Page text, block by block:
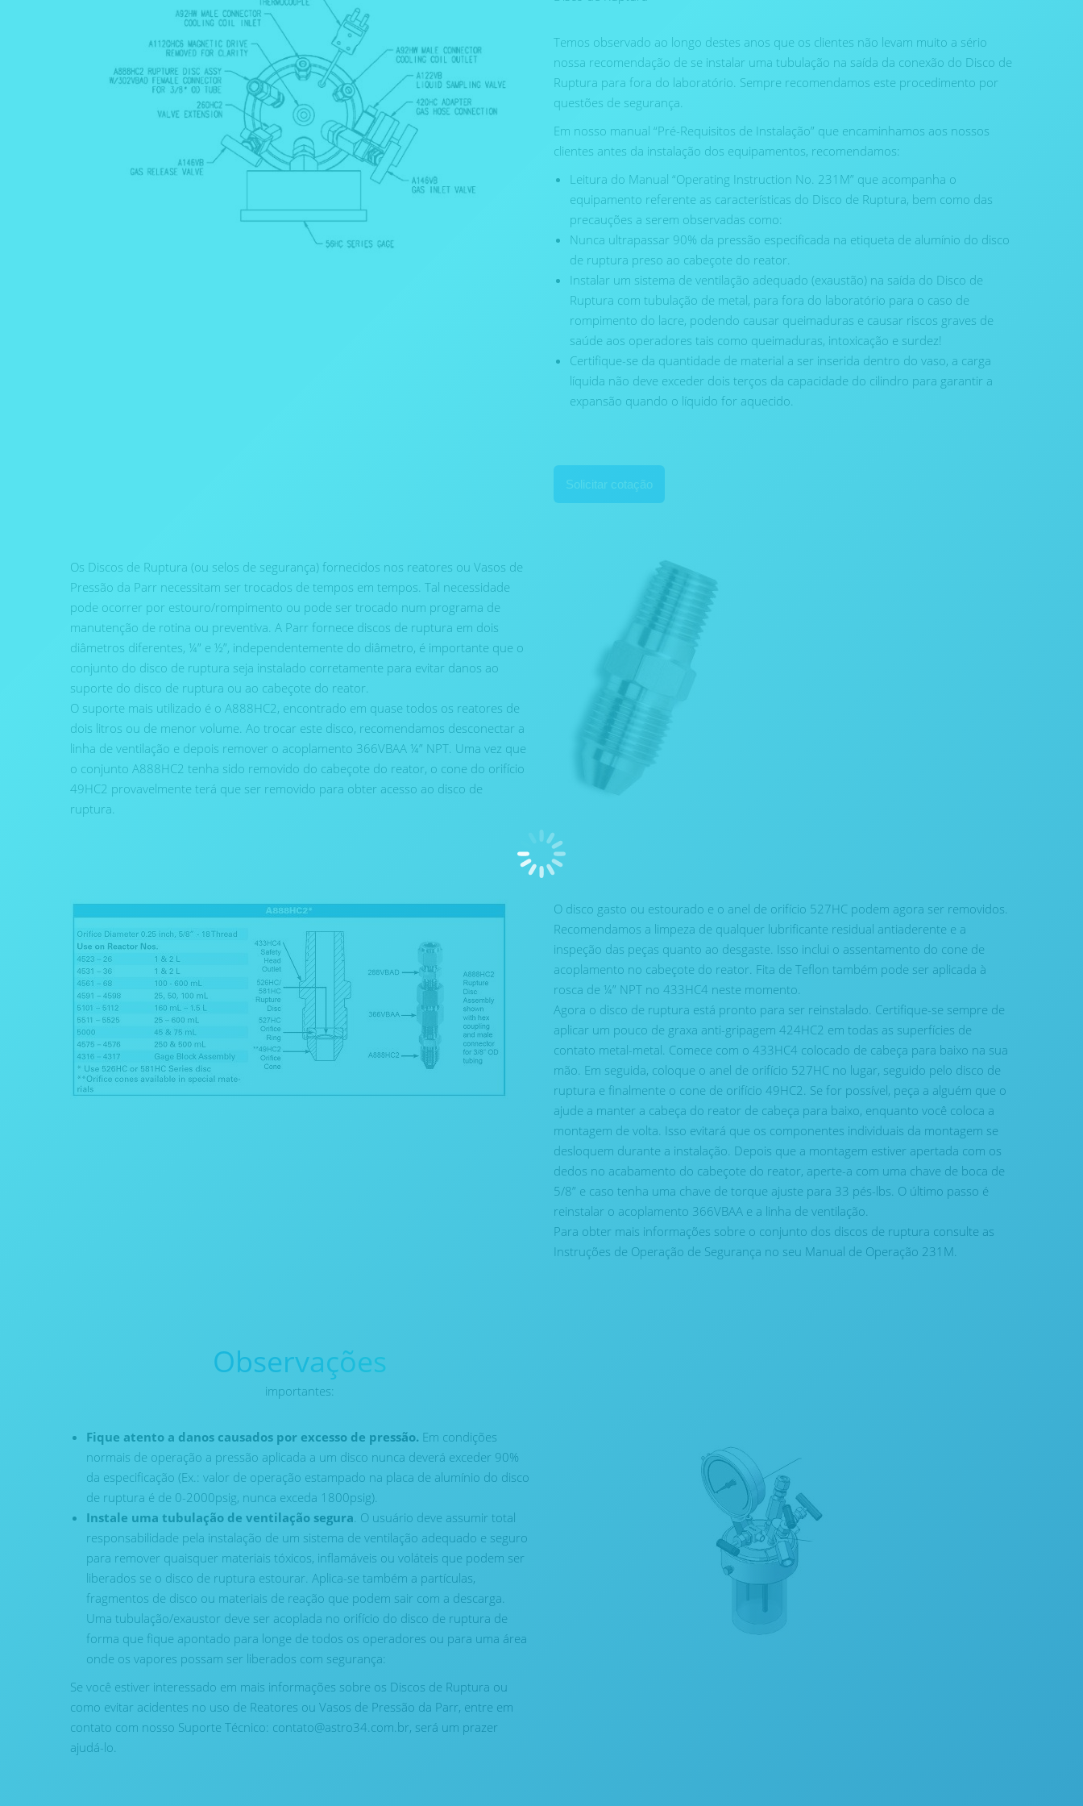
Temos observado ao longo destes anos que os clientes não levam muito a sério
nossa recomendação de se instalar uma tubulação na saída da conexão do Disco de
Ruptura para fora do laboratório. Sempre recomendamos este procedimento por
questões de segurança.
Em nosso manual “Pré-Requisitos de Instalação” que encaminhamos aos nossos
clientes antes da instalação dos equipamentos, recomendamos:
Leitura do Manual “Operating Instruction No. 231M” que acompanha o
equipamento referente as características do Disco de Ruptura, bem como das
precauções a serem observadas como:
Nunca ultrapassar 90% da pressão especificada na etiqueta de alumínio do disco
de ruptura preso ao cabeçote do reator.
Instalar um sistema de ventilação adequado (exaustão) na saída do Disco de
Ruptura com tubulação de metal, para fora do laboratório para o caso de
rompimento do lacre, podendo causar queimaduras e causar riscos graves de
saúde aos operadores tais como queimaduras, intoxicação e surdez!
Certifique-se da quantidade de material a ser inserida dentro do vaso, a carga
líquida não deve exceder dois terços da capacidade do cilindro para garantir a
expansão quando o líquido for aquecido.
Solicitar cotação
Os Discos de Ruptura (ou selos de segurança) fornecidos nos reatores ou Vasos de
Pressão da Parr necessitam ser trocados de tempos em tempos. Tal necessidade
pode ocorrer por estouro/rompimento ou pode ser trocado num programa de
manutenção de rotina ou preventiva. A Parr fornece discos de ruptura em dois
diâmetros diferentes, ¼” e ½”, independentemente do diâmetro, é importante que o
conjunto do disco de ruptura seja instalado corretamente para evitar danos ao
suporte do disco de ruptura ou ao cabeçote do reator.
O suporte mais utilizado é o A888HC2, encontrado em quase todos os reatores de
dois litros ou de menor volume. Ao trocar este disco, recomendamos desconectar a
linha de ventilação e depois remover o acoplamento 366VBAA ¼” NPT. Uma vez que
o conjunto A888HC2 tenha sido removido do cabeçote do reator, o cone do orifício
49HC2 provavelmente terá que ser removido para obter acesso ao disco de
ruptura.
O disco gasto ou estourado e o anel de orifício 527HC podem agora ser removidos.
Recomendamos a limpeza de qualquer lubrificante residual antiaderente e a
inspeção das peças quanto ao desgaste. Isso inclui o assentamento do cone de
acoplamento no cabeçote do reator. Fita de Teflon também pode ser aplicada à
rosca de ¼” NPT no 433HC4 neste momento.
Agora o disco de ruptura está pronto para ser reinstalado. Certifique-se sempre de
aplicar um pouco de graxa anti-gripagem 424HC2 em todas as superfícies de
contato metal-metal. Comece com o 433HC4 colocado de cabeça para baixo na sua
mão. Em seguida, coloque o anel de orifício 527HC no lugar, seguido pelo disco de
ruptura e finalmente o cone de orifício 49HC2. Se for possível, peça a alguém que o
ajude a manter a cabeça do reator de cabeça para baixo, enquanto você coloca a
montagem de volta. Isso evitará que os componentes individuais da montagem se
desloquem durante a instalação. Depois que a montagem estiver apertada com os
dedos no acabamento do cabeçote do reator, aperte-a com uma chave de boca de
5/8” e caso tenha uma chave de torque ajuste para 33 pés-lbs. O último passo é
reinstalar o acoplamento 366VBAA e a linha de ventilação.
Para obter mais informações sobre o conjunto dos discos de ruptura consulte as
Instruções de Operação de Segurança no seu Manual de Operação 231M.
Observações
importantes:
Fique atento a danos causados por excesso de pressão. Em condições
normais de operação a pressão aplicada a um disco nunca deverá exceder 90%
da especificação (Ex.: valor de operação estampado na placa de alumínio do disco
de ruptura é de 0-2000psig, nunca exceda 1800psig).
Instale uma tubulação de ventilação segura. O usuário deve assumir total
responsabilidade pela instalação de um sistema de ventilação adequado e seguro
para remover quaisquer materiais tóxicos, inflamáveis ou voláteis que podem ser
liberados se o disco de ruptura estourar. Aplica-se também a partículas,
fragmentos de disco ou materiais de reação que podem sair com a descarga.
Uma tubulação/exaustor deve ser acoplada no orifício do disco de ruptura de
forma que fique apontado para longe de todos os operadores ou para uma área
onde os vapores possam ser liberados com segurança:
Se você estiver interessado em mais informações sobre os Discos de Ruptura ou
como evitar acidentes no uso de Reatores ou Vasos de Pressão da Parr, entre em
contato com nosso Suporte Técnico: contato@astro34.com.br, será um prazer
ajudá-lo.